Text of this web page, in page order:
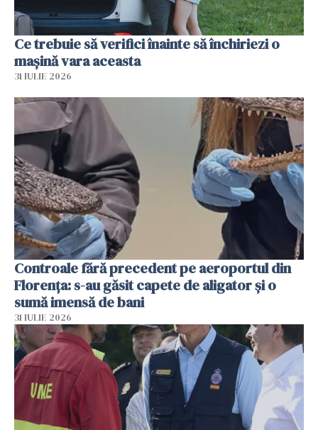
Ce trebuie să verifici înainte să închiriezi o
mașină vara aceasta
31 IULIE 2026
Controale fără precedent pe aeroportul din
Florența: s-au găsit capete de aligator și o
sumă imensă de bani
31 IULIE 2026